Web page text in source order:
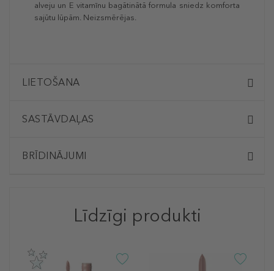
alveju un E vitamīnu bagātinātā formula sniedz komforta
sajūtu lūpām. Neizsmērējas.
LIETOŠANA
SASTĀVDAĻAS
BRĪDINĀJUMI
Līdzīgi produkti